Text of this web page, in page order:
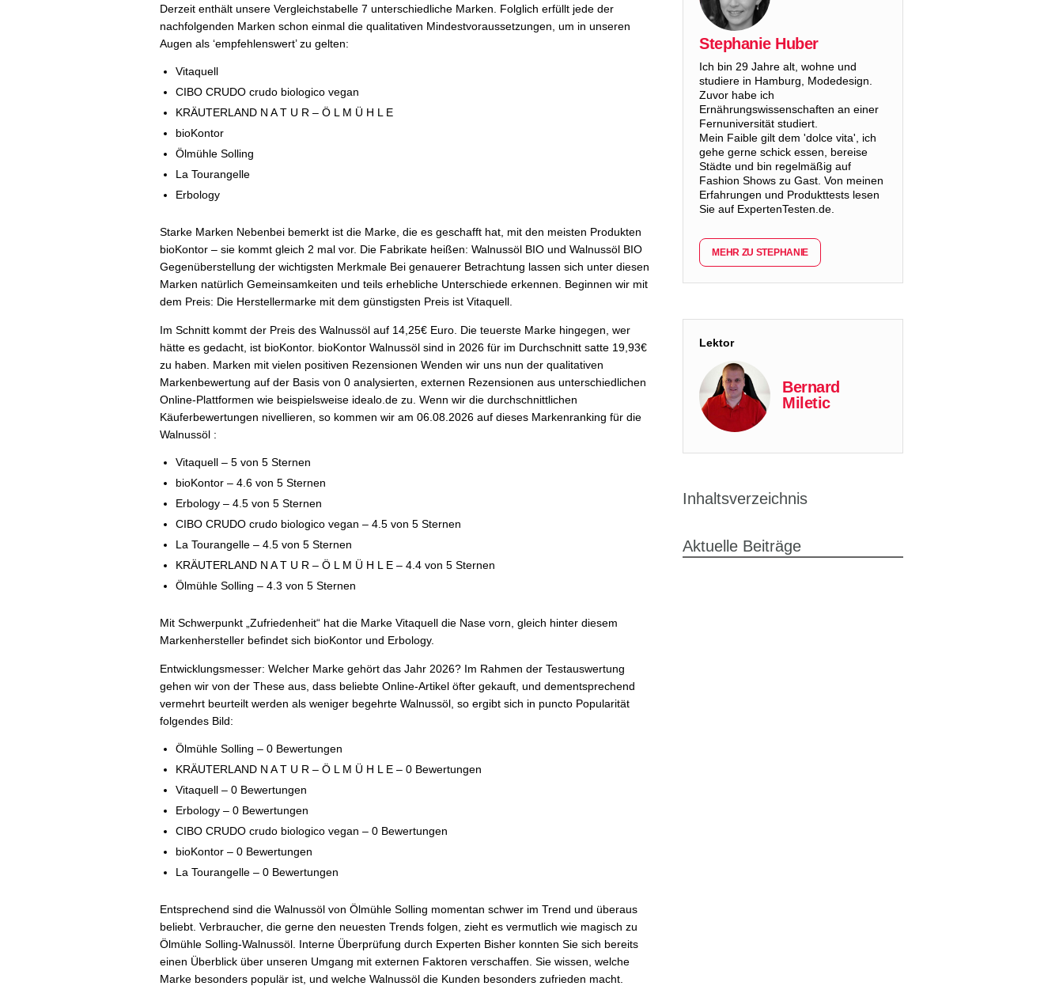
Derzeit enthält unsere Vergleichstabelle 7 unterschiedliche Marken. Folglich erfüllt jede der
nachfolgenden Marken schon einmal die qualitativen Mindestvoraussetzungen, um in unseren
Augen als ‘empfehlenswert’ zu gelten:
Vitaquell
CIBO CRUDO crudo biologico vegan
KRÄUTERLAND N A T U R – Ö L M Ü H L E
bioKontor
Ölmühle Solling
La Tourangelle
Erbology
Starke Marken Nebenbei bemerkt ist die Marke, die es geschafft hat, mit den meisten Produkten
bioKontor – sie kommt gleich 2 mal vor. Die Fabrikate heißen: Walnussöl BIO und Walnussöl BIO
Gegenüberstellung der wichtigsten Merkmale Bei genauerer Betrachtung lassen sich unter diesen
Marken natürlich Gemeinsamkeiten und teils erhebliche Unterschiede erkennen. Beginnen wir mit
dem Preis: Die Herstellermarke mit dem günstigsten Preis ist Vitaquell.
Im Schnitt kommt der Preis des Walnussöl auf 14,25€ Euro. Die teuerste Marke hingegen, wer
hätte es gedacht, ist bioKontor. bioKontor Walnussöl sind in 2026 für im Durchschnitt satte 19,93€
zu haben. Marken mit vielen positiven Rezensionen Wenden wir uns nun der qualitativen
Markenbewertung auf der Basis von 0 analysierten, externen Rezensionen aus unterschiedlichen
Online-Plattformen wie beispielsweise idealo.de zu. Wenn wir die durchschnittlichen
Käuferbewertungen nivellieren, so kommen wir am 06.08.2026 auf dieses Markenranking für die
Walnussöl :
Vitaquell – 5 von 5 Sternen
bioKontor – 4.6 von 5 Sternen
Erbology – 4.5 von 5 Sternen
CIBO CRUDO crudo biologico vegan – 4.5 von 5 Sternen
La Tourangelle – 4.5 von 5 Sternen
KRÄUTERLAND N A T U R – Ö L M Ü H L E – 4.4 von 5 Sternen
Ölmühle Solling – 4.3 von 5 Sternen
Mit Schwerpunkt „Zufriedenheit“ hat die Marke Vitaquell die Nase vorn, gleich hinter diesem
Markenhersteller befindet sich bioKontor und Erbology.
Entwicklungsmesser: Welcher Marke gehört das Jahr 2026? Im Rahmen der Testauswertung
gehen wir von der These aus, dass beliebte Online-Artikel öfter gekauft, und dementsprechend
vermehrt beurteilt werden als weniger begehrte Walnussöl, so ergibt sich in puncto Popularität
folgendes Bild:
Ölmühle Solling – 0 Bewertungen
KRÄUTERLAND N A T U R – Ö L M Ü H L E – 0 Bewertungen
Vitaquell – 0 Bewertungen
Erbology – 0 Bewertungen
CIBO CRUDO crudo biologico vegan – 0 Bewertungen
bioKontor – 0 Bewertungen
La Tourangelle – 0 Bewertungen
Entsprechend sind die Walnussöl von Ölmühle Solling momentan schwer im Trend und überaus
beliebt. Verbraucher, die gerne den neuesten Trends folgen, zieht es vermutlich wie magisch zu
Ölmühle Solling-Walnussöl. Interne Überprüfung durch Experten Bisher konnten Sie sich bereits
einen Überblick über unseren Umgang mit externen Faktoren verschaffen. Sie wissen, welche
Marke besonders populär ist, und welche Walnussöl die Kunden besonders zufrieden macht.
Stephanie Huber
Ich bin 29 Jahre alt, wohne und
studiere in Hamburg, Modedesign.
Zuvor habe ich
Ernährungswissenschaften an einer
Fernuniversität studiert.
Mein Faible gilt dem 'dolce vita', ich
gehe gerne schick essen, bereise
Städte und bin regelmäßig auf
Fashion Shows zu Gast. Von meinen
Erfahrungen und Produkttests lesen
Sie auf ExpertenTesten.de.
MEHR ZU STEPHANIE
Lektor
Bernard
Miletic
Inhaltsverzeichnis
Aktuelle Beiträge